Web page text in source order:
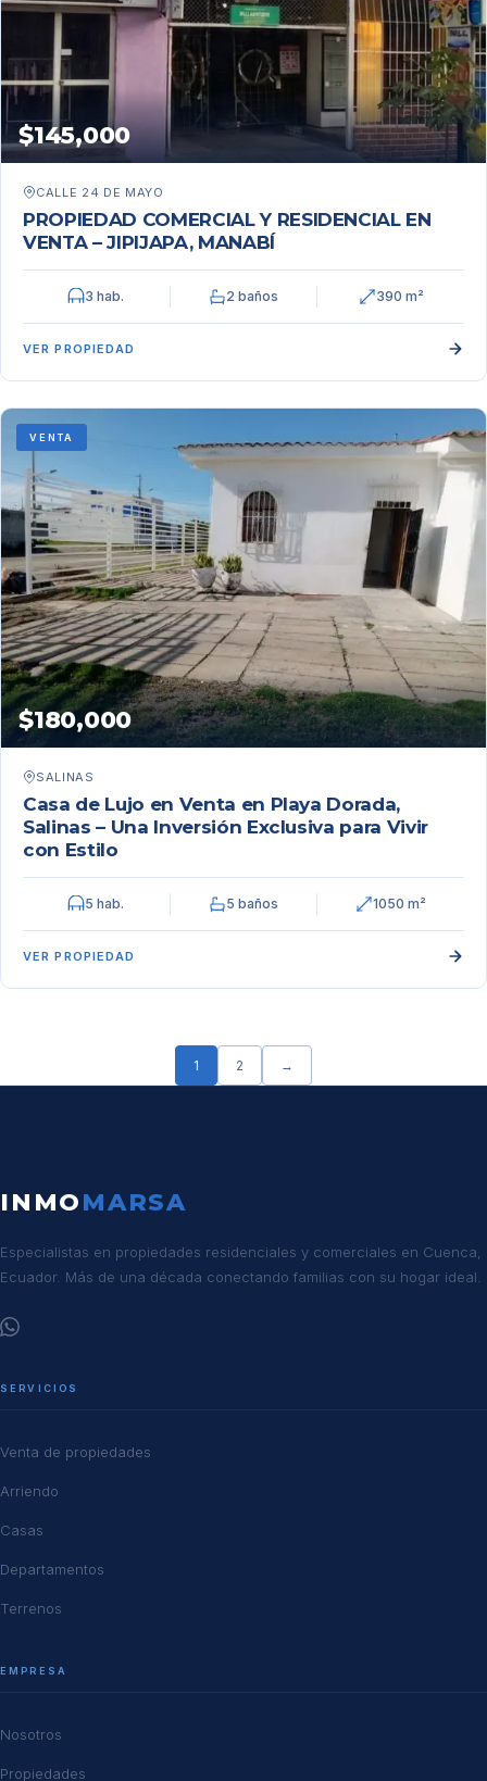
$145,000
CALLE 24 DE MAYO
PROPIEDAD COMERCIAL Y RESIDENCIAL EN
VENTA – JIPIJAPA, MANABÍ
3 hab. 2 baños 390 m²
VER PROPIEDAD
VENTA
$180,000
SALINAS
Casa de Lujo en Venta en Playa Dorada,
Salinas – Una Inversión Exclusiva para Vivir
con Estilo
5 hab. 5 baños 1050 m²
VER PROPIEDAD
1 2 →
INMOMARSA
Especialistas en propiedades residenciales y comerciales en Cuenca,
Ecuador. Más de una década conectando familias con su hogar ideal.
SERVICIOS
Venta de propiedades
Arriendo
Casas
Departamentos
Terrenos
EMPRESA
Nosotros
Propiedades